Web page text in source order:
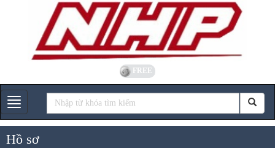
FREE
Gian hàng
Hồ sơ